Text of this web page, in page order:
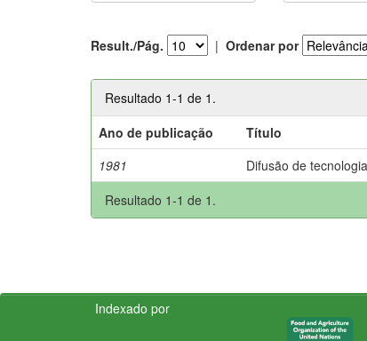
Result./Pág. | Ordenar por
Resultado 1-1 de 1.
Ano de publicação
Título
1981
Difusão de
Resultado 1-1 de 1.
Indexado por